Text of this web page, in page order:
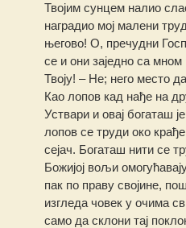
Твојим сунцем налио
наградио мој малени
његово! О, пречудни
се и они заједно са
Твоју! – Не; него место
Као лопов кад нађе на
Уствари и овај богаташ
лопов се труди око
сејач. Богаташ нити се
Божијој вољи
пак по праву својине,
изгледа човек у очима
само да склони тај